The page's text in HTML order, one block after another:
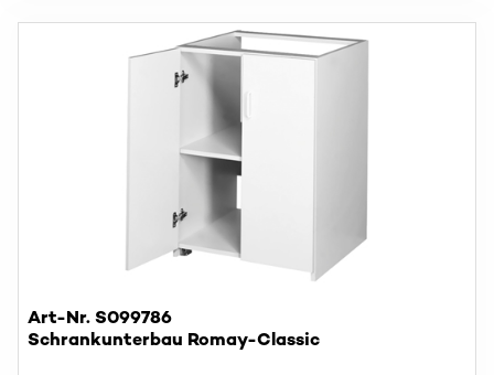
Art-Nr. S099786
Schrankunterbau Romay-Classic